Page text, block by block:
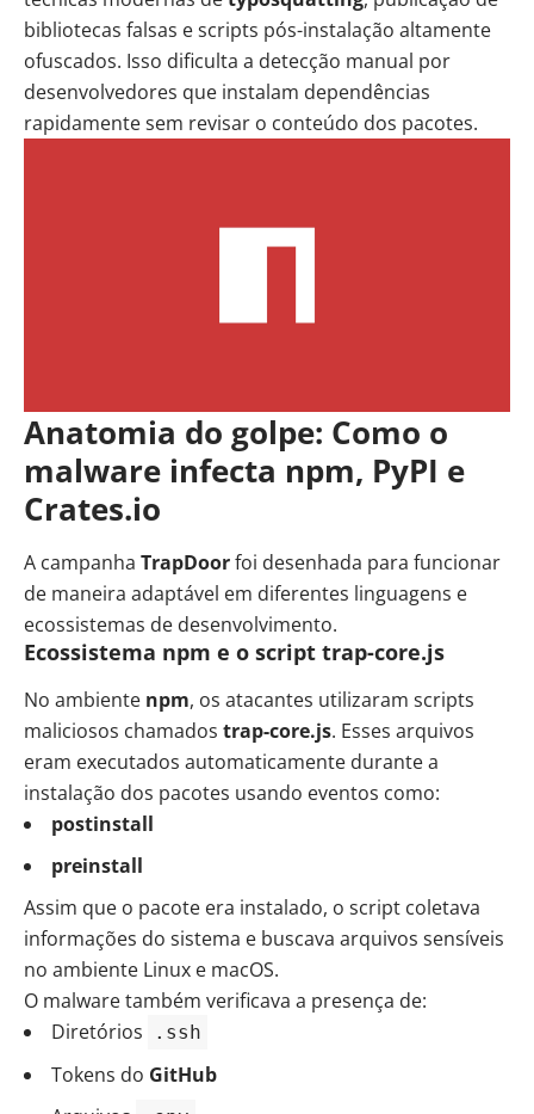
bibliotecas falsas e scripts pós-instalação altamente
ofuscados. Isso dificulta a detecção manual por
desenvolvedores que instalam dependências
rapidamente sem revisar o conteúdo dos pacotes.
Anatomia do golpe: Como o
malware infecta npm, PyPI e
Crates.io
A campanha TrapDoorfoi desenhada para funcionar
de maneira adaptável em diferentes linguagens e
ecossistemas de desenvolvimento.
Ecossistema npm e o script trap-core.js
No ambiente npm, os atacantes utilizaram scripts
maliciosos chamados trap-core.js. Esses arquivos
eram executados automaticamente durante a
instalação dos pacotes usando eventos como:
postinstall
preinstall
Assim que o pacote era instalado, o script coletava
informações do sistema e buscava arquivos sensíveis
no ambiente Linux e macOS.
O malware também verificava a presença de:
Diretórios
.ssh
Tokens do GitHub